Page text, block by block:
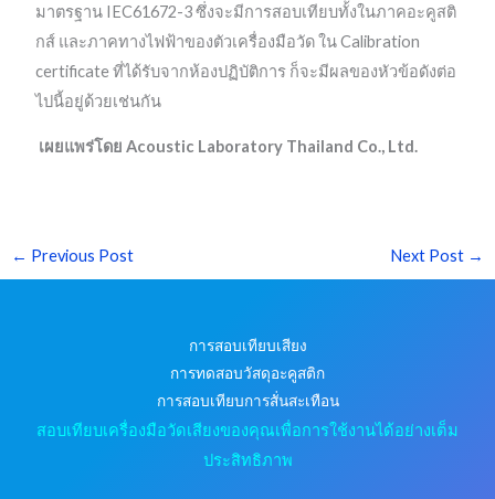
มาตรฐาน IEC61672-3 ซึ่งจะมีการสอบเทียบทั้งในภาคอะคูสติ
กส์ และภาคทางไฟฟ้าของตัวเครื่องมือวัด ใน Calibration
certificate ที่ได้รับจากห้องปฏิบัติการ ก็จะมีผลของหัวข้อดังต่อ
ไปนี้อยู่ด้วยเช่นกัน
เผยแพร่โดย Acoustic Laboratory Thailand Co., Ltd.
← Previous Post Next Post →
การสอบเทียบเสียง
การทดสอบวัสดุอะคูสติก
การสอบเทียบการสั่นสะเทือน
สอบเทียบเครื่องมือวัดเสียงของคุณเพื่อการใช้งานได้อย่างเต็ม
ประสิทธิภาพ